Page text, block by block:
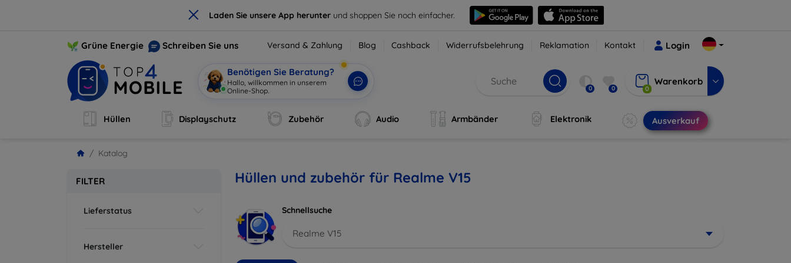
× Laden Sie unsere App herunter und shoppen Sie noch einfacher.
Grüne Energie Schreiben Sie uns Versand & Zahlung Blog Cashback Widerrufsbelehrung Reklamation Kontakt Login
Benötigen Sie Beratung?
Hallo, | 0 0 0
Warenkorb
Hüllen Displayschutz Zubehör Audio Armbänder Elektronik Ausverkauf
Katalog
FILTER
Lieferstatus
Hersteller
Hüllen und zubehör für Realme V15
Schnellsuche
Realme V15